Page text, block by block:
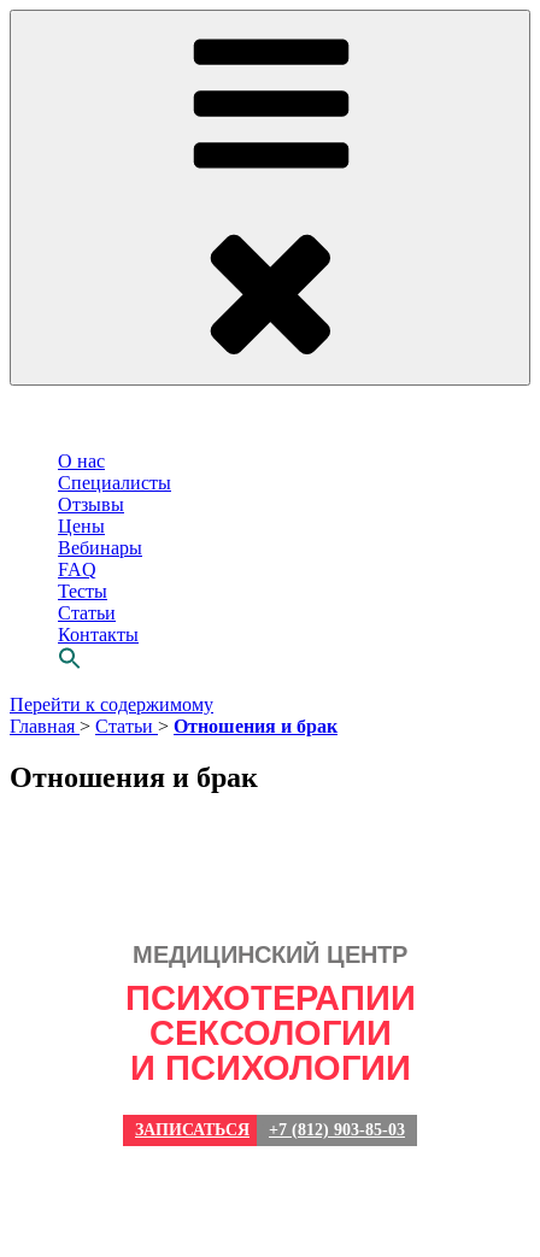
О нас
Специалисты
Отзывы
Цены
Вебинары
FAQ
Тесты
Статьи
Контакты
Перейти к содержимому
МЕДИЦИНСКИЙ ЦЕНТР
ПСИХОТЕРАПИИ
СЕКСОЛОГИИ
И ПСИХОЛОГИИ
ЗАПИСАТЬСЯ +7 (812) 903-85-03
Просто выбери
СВОЕГО
психотерапевта
Главная > Статьи > Отношения и брак
Отношения и брак